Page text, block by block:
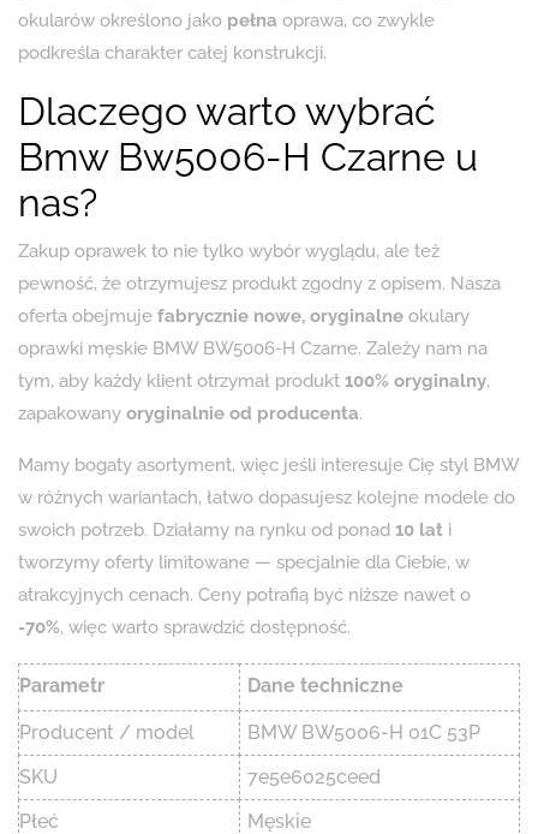
okularów określono jako pełna oprawa, co zwykle
podkreśla charakter całej konstrukcji.
Dlaczego warto wybrać
Bmw Bw5006-H Czarne u
nas?
Zakup oprawek to nie tylko wybór wyglądu, ale też
pewność, że otrzymujesz produkt zgodny z opisem. Nasza
oferta obejmuje fabrycznie nowe, oryginalne okulary
oprawki męskie BMW BW5006-H Czarne. Zależy nam na
tym, aby każdy klient otrzymał produkt 100% oryginalny,
zapakowany oryginalnie od producenta.
Mamy bogaty asortyment, więc jeśli interesuje Cię styl BMW
w różnych wariantach, łatwo dopasujesz kolejne modele do
swoich potrzeb. Działamy na rynku od ponad 10 lat i
tworzymy oferty limitowane — specjalnie dla Ciebie, w
atrakcyjnych cenach. Ceny potrafią być niższe nawet o
-70%, więc warto sprawdzić dostępność.
Parametr Dane techniczne
Producent / model
BMW BW5006-H 01C 53P
SKU
7e5e6025ceed
Płeć
Męskie